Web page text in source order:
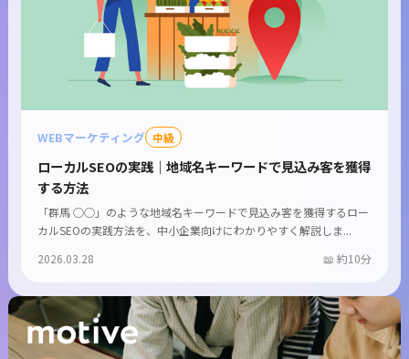
WEBマーケティング 中級
ローカルSEOの実践｜地域名キーワードで見込み客を獲得
する方法
「群馬 ○○」のような地域名キーワードで見込み客を獲得するロー
カルSEOの実践方法を、中小企業向けにわかりやすく解説しま...
2026.03.28
約10分